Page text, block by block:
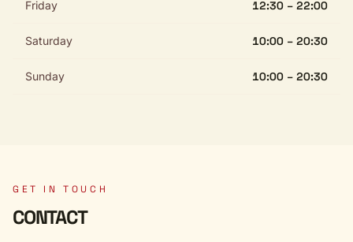
Friday 12:30 – 22:00
Saturday 10:00 – 20:30
Sunday 10:00 – 20:30
GET IN TOUCH
CONTACT